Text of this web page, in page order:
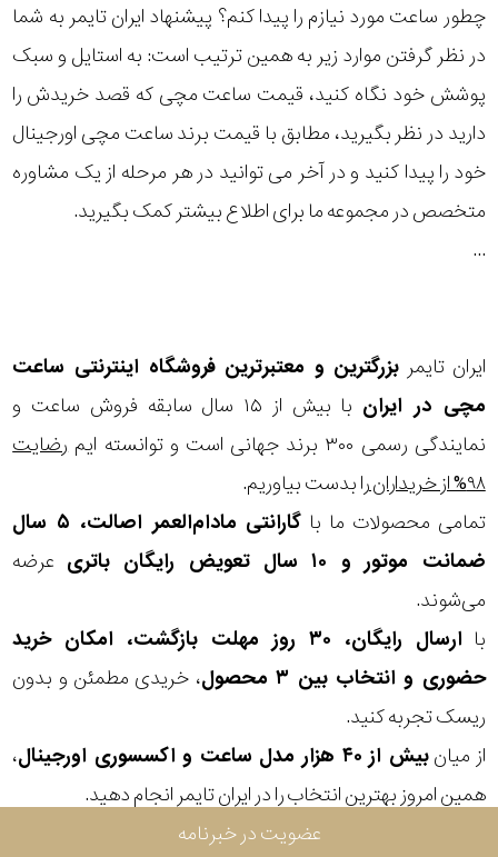
چطور ساعت مورد نیازم را پیدا کنم؟ پیشنهاد ایران تایمر به شما
در نظر گرفتن موارد زیر به همین ترتیب است: به استایل و سبک
پوشش خود نگاه کنید، قیمت ساعت مچی که قصد خریدش را
دارید در نظر بگیرید، مطابق با قیمت برند ساعت مچی اورجینال
خود را پیدا کنید و در آخر می توانید در هر مرحله از یک مشاوره
متخصص در مجموعه ما برای اطلاع بیشتر کمک بگیرید.
...
ایران تایمر بزرگترین و معتبرترین فروشگاه اینترنتی ساعت
مچی در ایران
با بیش از ۱۵ سال سابقه فروش ساعت و
نمایندگی رسمی ۳۰۰ برند جهانی است و توانسته ایم
رضایت
۹۸% از خریداران
را بدست بیاوریم.
تمامی محصولات ما با
گارانتی مادام‌العمر اصالت، ۵ سال
ضمانت موتور و ۱۰ سال تعویض رایگان باتری
عرضه
می‌شوند.
با
ارسال رایگان، ۳۰ روز مهلت بازگشت، امکان خرید
حضوری و انتخاب بین ۳ محصول
، خریدی مطمئن و بدون
ریسک تجربه کنید.
از میانبیش از ۴۰ هزار مدل ساعت و اکسسوری اورجینال
،
همین امروز بهترین انتخاب را در ایران تایمر انجام دهید.
متی
مازراتی
نمایش
محدوده
عرض
طرح
بند
در
برابر
آب
شکل
قاب
ویژگی
نوع
موتور
عضویت در خبرنامه